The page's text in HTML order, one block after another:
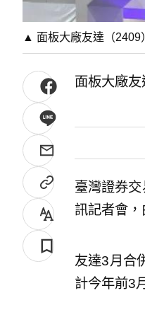
▲ 面板大廠友達（2409
面板大廠
臺灣證券
訊記者會，
友達3月合
計今年前3